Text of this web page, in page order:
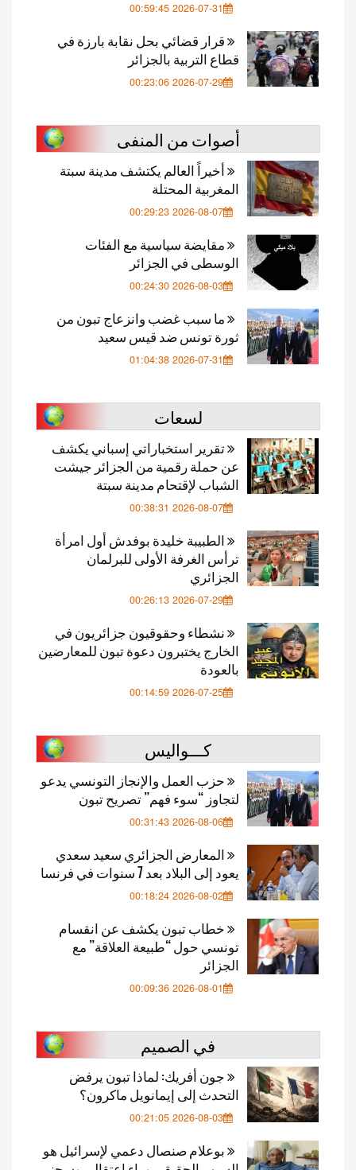
2026-07-31 00:59:45
قرار قضائي بحل نقابة بارزة في
قطاع التربية بالجزائر
2026-07-29 00:23:06
أصوات من المنفى
أخيراً العالم يكتشف مدينة سبتة
المغربية المحتلة
2026-08-07 00:29:23
مقايضة سياسية مع الفئات
الوسطى في الجزائر
2026-08-03 00:24:30
ما سبب غضب وانزعاج تبون من
ثورة تونس ضد قيس سعيد
2026-07-31 01:04:38
لسعات
تقرير استخباراتي إسباني يكشف
عن حملة رقمية من الجزائر جيشت
الشباب لإقتحام مدينة سبتة
2026-08-07 00:38:31
الطبيبة خليدة بوفدش أول امرأة
ترأس الغرفة الأولى للبرلمان
الجزائري
2026-07-29 00:26:13
نشطاء وحقوقيون جزائريون في
الخارج يختبرون دعوة تبون للمعارضين
بالعودة
2026-07-25 00:14:59
كـــواليس
حزب العمل والإنجاز التونسي يدعو
لتجاوز “سوء فهم” تصريح تبون
2026-08-06 00:31:43
المعارض الجزائري سعيد سعدي
يعود إلى البلاد بعد 7 سنوات في فرنسا
2026-08-02 00:18:24
خطاب تبون يكشف عن انقسام
تونسي حول “طبيعة العلاقة” مع
الجزائر
2026-08-01 00:09:36
في الصميم
جون أفريك: لماذا تبون يرفض
التحدث إلى إيمانويل ماكرون؟
2026-08-03 00:21:05
بوعلام صنصال دعمي لإسرائيل هو